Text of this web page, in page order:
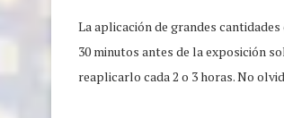
La aplicación de grandes
30 minutos antes de la exposición
reaplicarlo cada 2 o 3 horas. No